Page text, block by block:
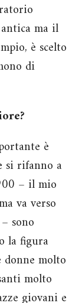
ma il
è scelto
di
è
si rifanno a
– il mio
va verso
sono
la figura
donne molto
molto
giovani e